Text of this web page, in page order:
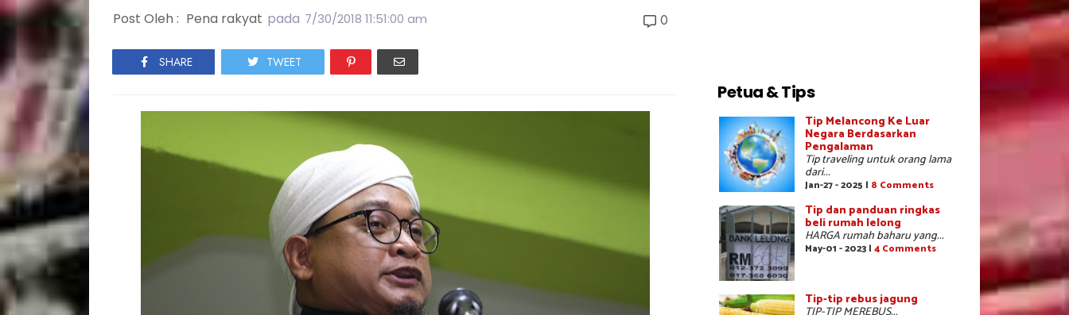
Post Oleh : Pena rakyat pada 7/30/2018 11:51:00 am 0
SHARE TWEET
Petua & Tips
Tip Melancong Ke Luar
Negara Berdasarkan
Pengalaman
Tip traveling untuk orang lama
dari...
Jan-27 - 2025 | 8 Comments
Tip dan panduan ringkas
beli rumah lelong
HARGA rumah baharu yang...
May-01 - 2023 | 4 Comments
Tip-tip rebus jagung